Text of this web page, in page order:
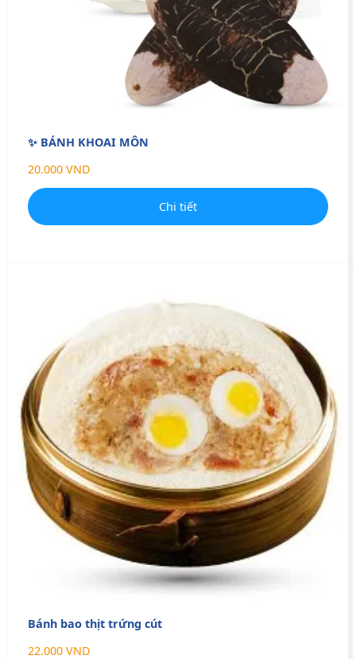
✨ BÁNH KHOAI MÔN
20.000 VND
Chi tiết
Bánh bao thịt trứng cút
22.000 VND